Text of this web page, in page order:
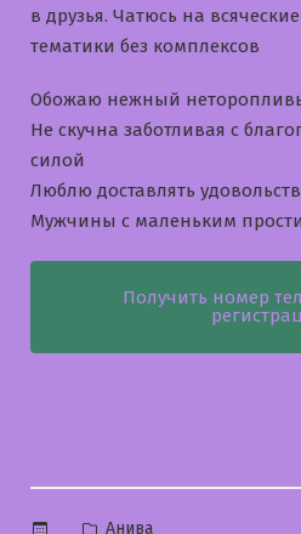
в друзья. Чатюсь на
тематики без комплексов
Обожаю нежный
Не скучна заботливая с
силой
Люблю доставлять
Мужчины с маленьким
Получить номер
Опубликовано
Анива